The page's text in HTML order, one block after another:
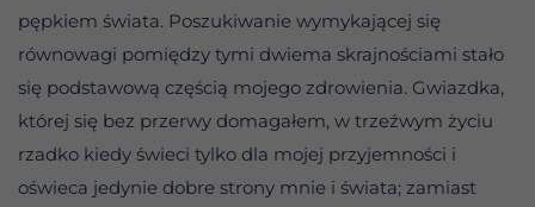
pępkiem świata. Poszukiwanie wymykającej się
równowagi pomiędzy tymi dwiema skrajnościami stało
się podstawową częścią mojego zdrowienia. Gwiazdka,
której się bez przerwy domagałem, w trzeźwym życiu
rzadko kiedy świeci tylko dla mojej przyjemności i
oświeca jedynie dobre strony mnie i świata; zamiast